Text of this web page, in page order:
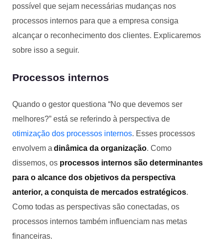
possível que sejam necessárias mudanças nos
processos internos para que a empresa consiga
alcançar o reconhecimento dos clientes. Explicaremos
sobre isso a seguir.
Processos internos
Quando o gestor questiona “No que devemos ser
melhores?” está se referindo à perspectiva de
otimização dos processos internos. Esses processos
envolvem adinâmica da organização. Como
dissemos, os processos internos são determinantes
para o alcance dos objetivos da perspectiva
anterior, a conquista de mercados estratégicos.
Como todas as perspectivas são conectadas, os
processos internos também influenciam nas metas
financeiras.